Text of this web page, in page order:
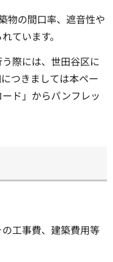
物の間口率、遮音性や
ています。
際には、世田谷区に
つきましては本ペー
ド」からパンフレッ
工事費、建築費用等